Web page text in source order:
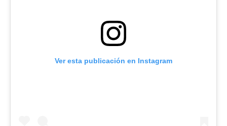
Ver esta publicación en Instagram